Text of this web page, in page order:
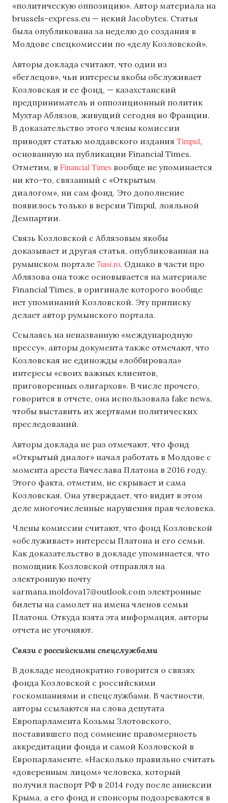
«политическую оппозицию». Автор материала на
brussels-express.eu — некий Jacobytes. Статья
была опубликована за неделю до создания в
Молдове спецкомиссии по «делу Козловской».
Авторы доклада считают, что один из
«беглецов», чьи интересы якобы обслуживает
Козловская и ее фонд, — казахстанский
предприниматель и оппозиционный политик
Мухтар Аблязов, живущий сегодня во Франции.
В доказательство этого члены комиссии
приводят статью молдавского издания Timpul,
основанную на публикации Financial Times.
Отметим, в Financial Times вообще не упоминается
ни кто-то, связанный с «Открытым
диалогом», ни сам фонд. Это дополнение
появилось только в версии Timpul, лояльной
Демпартии.
Связь Козловской с Аблязовым якобы
доказывает и другая статья, опубликованная на
румынском портале 7iasi.ro. Однако в части про
Аблязова она тоже основывается на материале
Financial Times, в оригинале которого вообще
нет упоминаний Козловской. Эту приписку
делает автор румынского портала.
Ссылаясь на неназванную «международную
прессу», авторы документа также отмечают, что
Козловская не единожды «лоббировала»
интересы «своих важных клиентов,
приговоренных олигархов». В числе прочего,
говорится в отчете, она использовала fake news,
чтобы выставить их жертвами политических
преследований.
Авторы доклада не раз отмечают, что фонд
«Открытый диалог» начал работать в Молдове с
момента ареста Вячеслава Платона в 2016 году.
Этого факта, отметим, не скрывает и сама
Козловская. Она утверждает, что видит в этом
деле многочисленные нарушения прав человека.
Члены комиссии считают, что фонд Козловской
«обслуживает» интересы Платона и его семьи.
Как доказательство в докладе упоминается, что
помощник Козловской отправлял на
электронную почту
sarmana.moldova17@outlook.com электронные
билеты на самолет на имена членов семьи
Платона. Откуда взята эта информация, авторы
отчета не уточняют.
Связи с российскими спецслужбами
В докладе неоднократно говорится о связях
фонда Козловской с российскими
госкомпаниями и спецслужбами. В частности,
авторы ссылаются на слова депутата
Европарламента Козьмы Злотовского,
поставившего под сомнение правомерность
аккредитации фонда и самой Козловской в
Европарламенте. «Насколько правильно считать
«доверенным лицом» человека, который
получил паспорт РФ в 2014 году после аннексии
Крыма, а его фонд и спонсоры подозреваются в